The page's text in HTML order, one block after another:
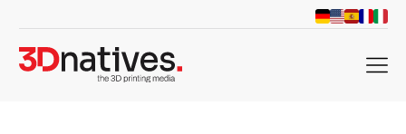
menu